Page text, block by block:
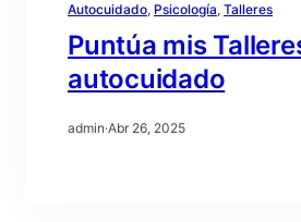
Autocuidado, Psicología, Talleres
Puntúa mis
autocuidado
admin·Abr 26, 2025